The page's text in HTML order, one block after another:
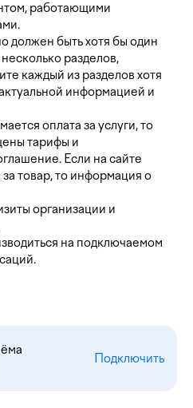
работающими
должен быть хотя бы один
разделов,
каждый из разделов хотя
информацией и
оплата за услуги, то
тарифы и
Если на сайте
товар, то информация о
организации и
на подключаемом
Подключить